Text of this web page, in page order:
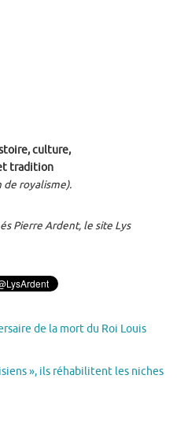
culture,
tradition
de royalisme).
Pierre Ardent, le site Lys
de la mort du Roi Louis
», ils réhabilitent les niches